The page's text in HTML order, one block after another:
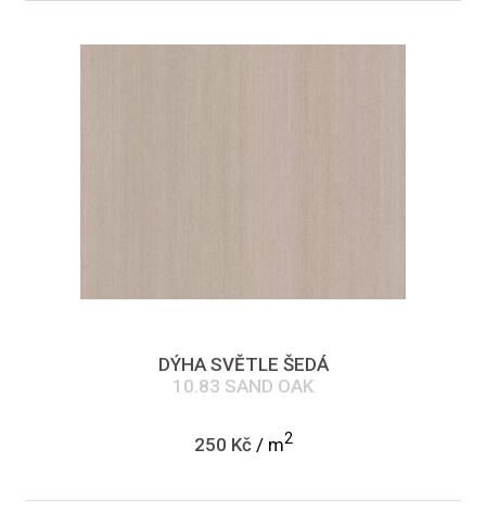
DÝHA SVĚTLE ŠEDÁ
10.83 SAND OAK
250 Kč/ m2